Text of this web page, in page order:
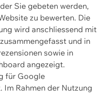
Sie gebeten werden,
zu bewerten. Die
wird anschliessend mit
und in
sowie in
angezeigt.
für Google
Rahmen der Nutzung